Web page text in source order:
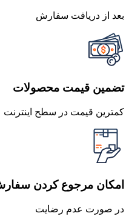
بعد از دریافت سفارش
تضمین قیمت محصولات
کمترین قیمت در سطح اینترنت
امکان مرجوع کردن
در صورت عدم رضایت